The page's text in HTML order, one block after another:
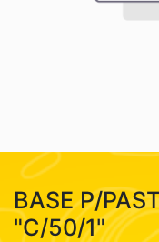
BASE P/
"C/50/1"